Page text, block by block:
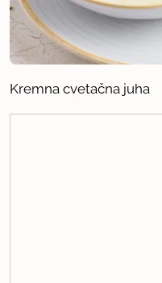
Kremna cvetačna juha